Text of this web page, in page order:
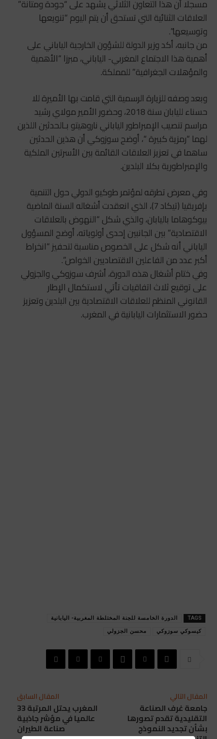
مسجلا أن هذا التعاون الثلاثي يشهد على “جودة ومتانة”
العلاقات الثنائية التي تستحق أن يتم اليوم “تنويعها
وتوسيعها”.
من جانبه، أكد وزير الدولة للشؤون الخارجية الياباني على
أهمية هذا الاجتماع المغربي- الياباني، مبرزا “الأهمية
والمؤهلات الجغرافية” للمملكة.
وبعد وصفه للزيارة الرسمية التي قامت بها الأميرة للا
حسناء لليابان سنة 2018، وحضور الأمير مولاي رشيد
مراسم تنصيب الإمبراطور الياباني ناروهيتو بـالحدثين اللذين
لهما “رمزية كبيرة “، أوضح سوزوكي أن هذين الحدثين
ساهما في تعزيز العلاقات القائمة بين الأسرتين الملكية
والإمبراطورية بكلا البلدين.
وفي معرض تطرقه لمؤتمر طوكيو الدولي حول التنمية
بإفريقيا (تيكاد 7)، الذي انعقدت أشغاله السنة الماضية
بيوكوهاما باليابان، والذي شكل “النهوض بالعلاقات
الاقتصادية” بين الجانبين إحدى أولوياته، أوضح المسؤول
الياباني أنه شكل على الخصوص مناسبة لتحفيز “انخراط
أكبر عدد من الفاعلين الاقتصاديين الخواص”.
وفي ختام أشغال هذه الدورة، أشرف سوزوكي والجزولي
على توقيع ثلاث اتفاقيات تأتي لاستكمال الإطار
القانوني المنظم للعلاقات الاقتصادية بين البلدين وتعزيز
حضور الاستثمارات اليابانية في المغرب.
TAGS الدورة الخامسة للجنة المختلطة المغربية- اليابانية
كيسوكي سوزوكي محسن الجزولي
المقال السابق
المغرب يحتل المرتبة 33
عالميا في مؤشر جاذبية
صناعة الطيران
المقال التالي
جامعة غرف الصناعة
التقليدية تقدم تصورها
بشأن تجديد النموذج